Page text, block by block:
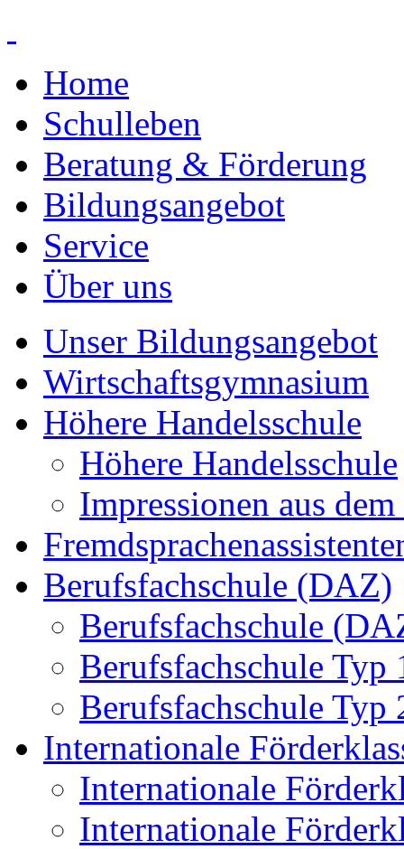
Home
Schulleben
Beratung & Förderung
Bildungsangebot
Service
Über uns
Unser Bildungsangebot
Wirtschaftsgymnasium
Höhere Handelsschule
Höhere Handelsschule
Impressionen aus
Berufsfachschule (DAZ)
Berufsfachschule
Berufsfachschule Typ
Berufsfachschule Typ
Internationale
Internationale
Internationale